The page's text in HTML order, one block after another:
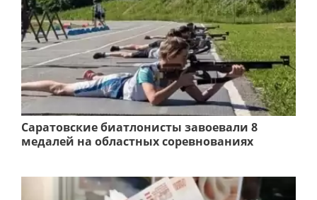
Саратовские биатлонисты завоевали 8
медалей на областных соревнованиях